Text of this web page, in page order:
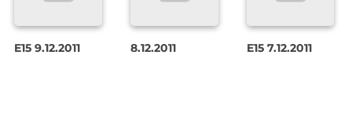
E15 9.12.2011 8.12.2011 E15 7.12.2011